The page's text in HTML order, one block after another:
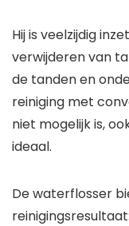
Hij is veelzijdig
verwijderen van
de tanden en
reiniging met
niet mogelijk is,
ideaal.
De waterflosser